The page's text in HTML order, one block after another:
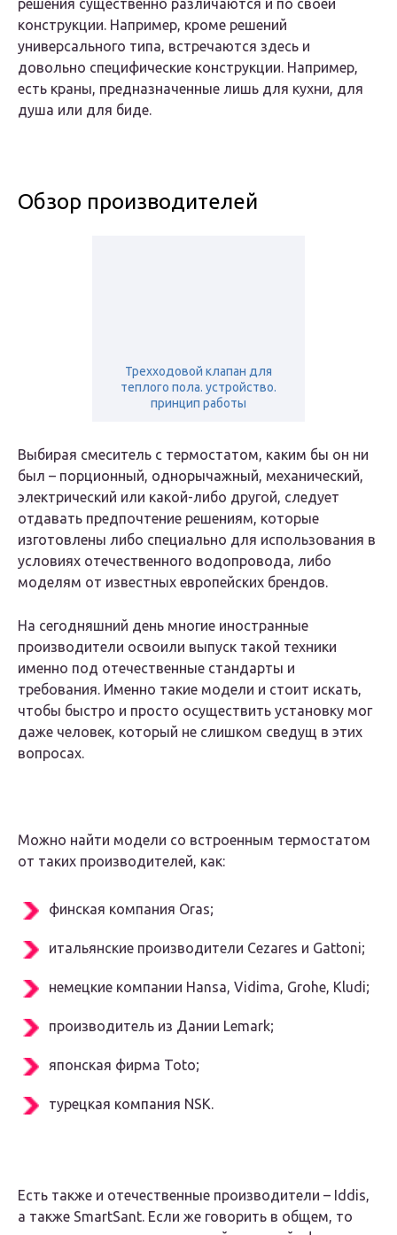
решения существенно различаются и по своей
конструкции. Например, кроме решений
универсального типа, встречаются здесь и
довольно специфические конструкции. Например,
есть краны, предназначенные лишь для кухни, для
душа или для биде.
Обзор производителей
Трехходовой клапан для
теплого пола. устройство.
принцип работы
Выбирая смеситель с термостатом, каким бы он ни
был – порционный, однорычажный, механический,
электрический или какой-либо другой, следует
отдавать предпочтение решениям, которые
изготовлены либо специально для использования в
условиях отечественного водопровода, либо
моделям от известных европейских брендов.
На сегодняшний день многие иностранные
производители освоили выпуск такой техники
именно под отечественные стандарты и
требования. Именно такие модели и стоит искать,
чтобы быстро и просто осуществить установку мог
даже человек, который не слишком сведущ в этих
вопросах.
Можно найти модели со встроенным термостатом
от таких производителей, как:
финская компания Oras;
итальянские производители Cezares и Gattoni;
немецкие компании Hansa, Vidima, Grohe, Kludi;
производитель из Дании Lemark;
японская фирма Toto;
турецкая компания NSK.
Есть также и отечественные производители – Iddis,
а также SmartSant. Если же говорить в общем, то